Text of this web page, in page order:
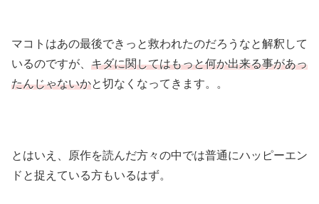
マコトはあの最後できっと救われたのだろうなと解釈して
いるのですが、 キダに関してはもっと何か出来る事があっ
たんじゃないかと切なくなってきます。。
とはいえ、原作を読んだ方々の中では普通にハッピーエン
ドと捉えている方もいるはず。